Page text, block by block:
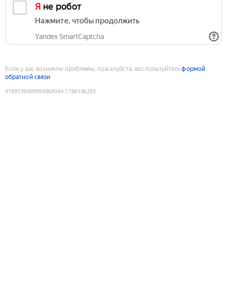
Я не робот
Нажмите, чтобы продолжить
Yandex SmartCaptcha
Если у вас возникли проблемы, пожалуйста, воспользуйтесьформой
обратной связи
9189139009954968044:1786196283